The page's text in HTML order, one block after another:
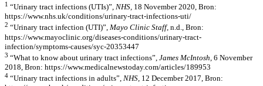
1 “Urinary tract infections (UTIs)”, NHS, 18 November 2020, Bron:
https://www.nhs.uk/conditions/urinary-tract-infections-uti/
2 “Urinary tract infection (UTI)”, Mayo Clinic Staff, n.d., Bron:
https://www.mayoclinic.org/diseases-conditions/urinary-tract-
infection/symptoms-causes/syc-20353447
3 “What to know about urinary tract infections”, James McIntosh, 6 November
2018, Bron: https://www.medicalnewstoday.com/articles/189953
4 “Urinary tract infections in adults”, NHS, 12 December 2017, Bron: